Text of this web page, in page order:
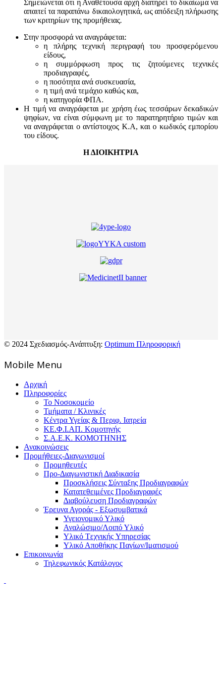
Σημειώνεται ότι η Αναθέτουσα αρχή διατηρεί το δικαίωμα να
απαιτεί τα παραπάνω δικαιολογητικά, ως απόδειξη πλήρωσης
των κριτηρίων της προμήθειας.
Στην προσφορά να αναγράφεται:
η πλήρης τεχνική περιγραφή του προσφερόμενου
είδους,
η συμμόρφωση προς τις ζητούμενες τεχνικές
προδιαγραφές,
η ποσότητα ανά συσκευασία,
η τιμή ανά τεμάχιο καθώς και,
η κατηγορία ΦΠΑ.
Η τιμή να αναγράφεται με χρήση έως τεσσάρων δεκαδικών
ψηφίων, να είναι σύμφωνη με το παρατηρητήριο τιμών και
να αναγράφεται ο αντίστοιχος Κ.Α, και ο κωδικός εμπορίου
του είδους.
Η ΔΙΟΙΚΗΤΡΙΑ
© 2024 Σχεδιασμός-Ανάπτυξη: Optimum Πληροφορική
Mοbile Menu
Αρχική
Πληροφορίες
Το Νοσοκομείο
Τμήματα / Κλινικές
Κέντρα Υγείας & Περιφ. Ιατρεία
ΚΕ.Φ.Ι.ΑΠ. Κομοτηνής
Σ.Α.Ε.Κ. ΚΟΜΟΤΗΝΗΣ
Ανακοινώσεις
Προμήθειες-Διαγωνισμοί
Προμηθευτές
Προ-Διαγωνιστική Διαδικασία
Προσκλήσεις Σύνταξης Προδιαγραφών
Κατατεθειμένες Προδιαγραφές
Διαβούλευση Προδιαγραφών
Έρευνα Αγοράς - Εξωσυμβατικά
Υγειονομικό Υλικό
Αναλώσιμο/Λοιπό Υλικό
Υλικό Tεχνικής Yπηρεσίας
Υλικό Αποθήκης Παγίων/Ιματισμού
Επικοινωνία
Τηλεφωνικός Κατάλογος